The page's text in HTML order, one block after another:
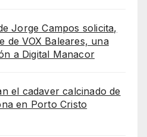
Jorge Campos solicita,
de VOX Baleares, una
a Digital Manacor
el cadaver calcinado de
en Porto Cristo